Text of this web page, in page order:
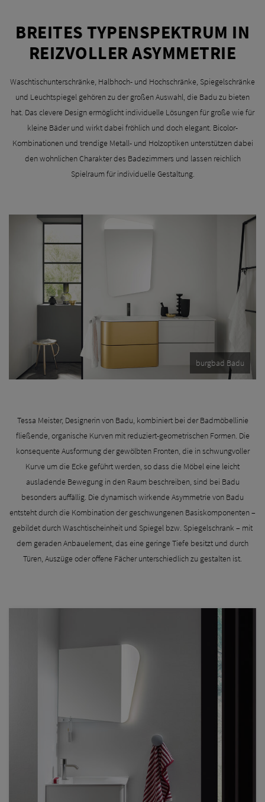
BREITES TYPENSPEKTRUM IN
REIZVOLLER ASYMMETRIE
Waschtischunterschränke, Halbhoch- und Hochschränke, Spiegelschränke
und Leuchtspiegel gehören zu der großen Auswahl, die Badu zu bieten
hat. Das clevere Design ermöglicht individuelle Lösungen für große wie für
kleine Bäder und wirkt dabei fröhlich und doch elegant. Bicolor-
Kombinationen und trendige Metall- und Holzoptiken unterstützen dabei
den wohnlichen Charakter des Badezimmers und lassen reichlich
Spielraum für individuelle Gestaltung.
burgbad Badu
Tessa Meister, Designerin von Badu, kombiniert bei der Badmöbellinie
fließende, organische Kurven mit reduziert-geometrischen Formen. Die
konsequente Ausformung der gewölbten Fronten, die in schwungvoller
Kurve um die Ecke geführt werden, so dass die Möbel eine leicht
ausladende Bewegung in den Raum beschreiben, sind bei Badu
besonders auffällig. Die dynamisch wirkende Asymmetrie von Badu
entsteht durch die Kombination der geschwungenen Basiskomponenten –
gebildet durch Waschtischeinheit und Spiegel bzw. Spiegelschrank – mit
dem geraden Anbauelement, das eine geringe Tiefe besitzt und durch
Türen, Auszüge oder offene Fächer unterschiedlich zu gestalten ist.